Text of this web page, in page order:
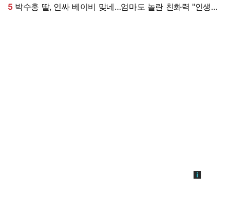
5박수홍 딸, 인싸 베이비 맞네…엄마도 놀란 친화력 "인생